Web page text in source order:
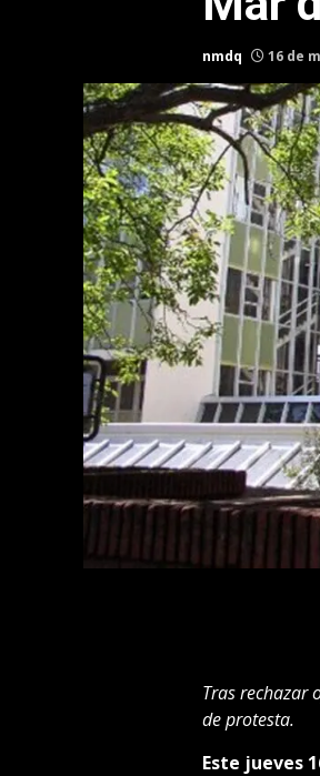
nmdq 16 de
Tras rechazar
de protesta.
Este jueves